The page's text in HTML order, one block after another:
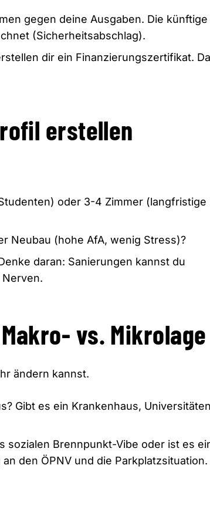
gegen deine Ausgaben. Die künftige
(Sicherheitsabschlag).
dir ein Finanzierungszertifikat.
erstellen
oder 3-4 Zimmer (langfristige
Neubau (hohe AfA, wenig Stress)?
daran: Sanierungen kannst du
vs. Mikrolage
ändern kannst.
Gibt es ein Krankenhaus,
sozialen Brennpunkt-Vibe oder ist es
den ÖPNV und die Parkplatzsituation.